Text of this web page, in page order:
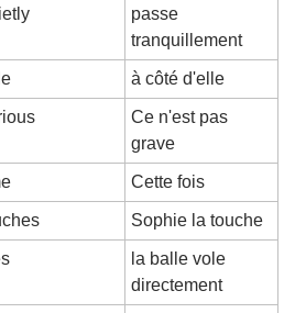
passe
tranquillement
à côté d'elle
Ce n'est pas
grave
Cette fois
Sophie la touche
la balle vole
directement